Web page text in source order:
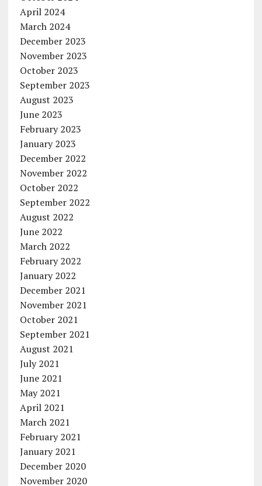
April 2024
March 2024
December 2023
November 2023
October 2023
September 2023
August 2023
June 2023
February 2023
January 2023
December 2022
November 2022
October 2022
September 2022
August 2022
June 2022
March 2022
February 2022
January 2022
December 2021
November 2021
October 2021
September 2021
August 2021
July 2021
June 2021
May 2021
April 2021
March 2021
February 2021
January 2021
December 2020
November 2020